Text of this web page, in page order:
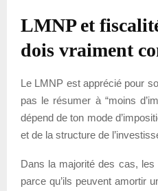
LMNP et
dois vraiment
Le LMNP est apprécié pour
pas le résumer à “moins
dépend de ton mode
et de la structure de
Dans la majorité des cas, les
parce qu’ils peuvent amortir